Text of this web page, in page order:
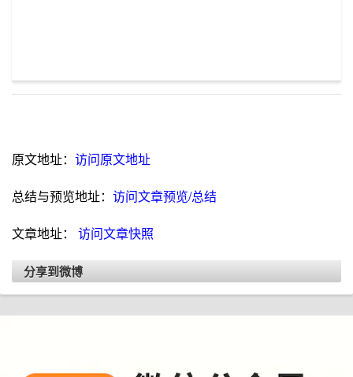
原文地址： 访问原文地址
总结与预览地址： 访问文章预览/总结
文章地址： 访问文章快照
分享到微博